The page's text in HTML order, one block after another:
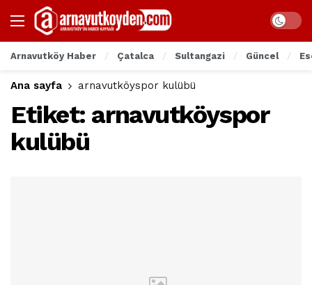
Arnavutköy Haber Çatalca Sultangazi Güncel
Ana sayfa arnavutköyspor kulübü
Etiket: arnavutköyspor
kulübü